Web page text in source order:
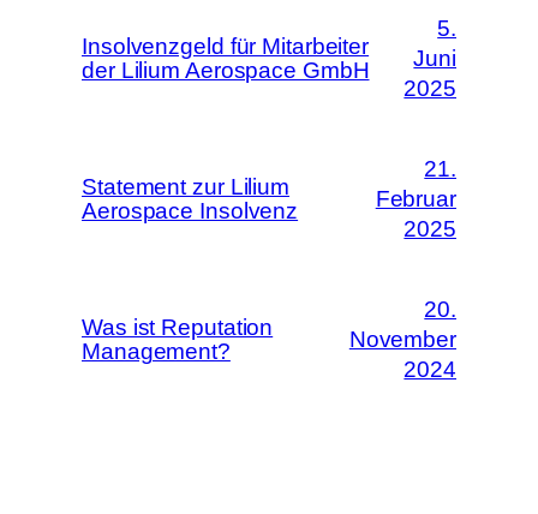
Insolvenzgeld für Mitarbeiter
der Lilium Aerospace GmbH
5.
Juni
2025
Statement zur Lilium
Aerospace Insolvenz
21.
Februar
2025
Was ist Reputation
Management?
20.
November
2024